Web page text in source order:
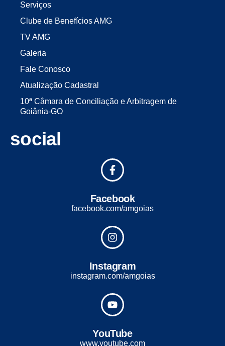
Serviços
Clube de Benefícios AMG
TV AMG
Galeria
Fale Conosco
Atualização Cadastral
10ª Câmara de Conciliação e Arbitragem de
Goiânia-GO
social
Facebook
facebook.com/amgoias
Instagram
instagram.com/amgoias
YouTube
www.youtube.com